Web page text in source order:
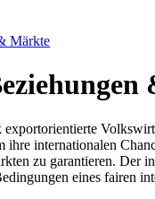
Märkte
exportorientierte
ihre internationalen
zu garantieren. Der
eines fairen